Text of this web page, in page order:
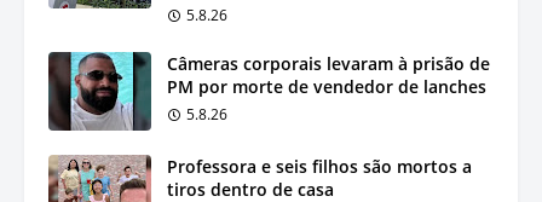
5.8.26
Câmeras corporais levaram à prisão de
PM por morte de vendedor de lanches
5.8.26
Professora e seis filhos são mortos a
tiros dentro de casa